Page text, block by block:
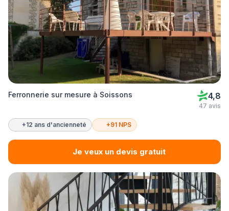
Ferronnerie sur mesure à Soissons 4,8
47 avis
+12 ans d'ancienneté +91 NPS
Je veux un devis gratuit